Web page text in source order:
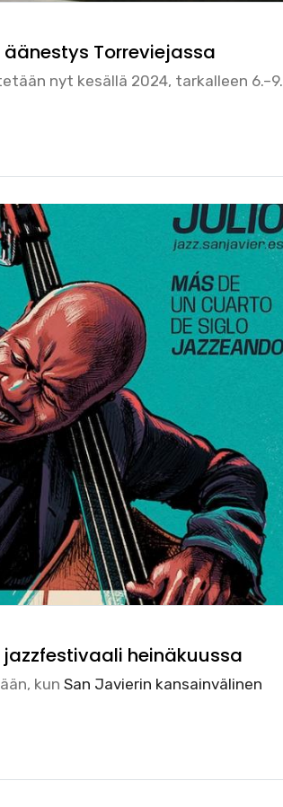
Torreviejassa
nyt kesällä 2024, tarkalleen 6.–9.
heinäkuussa
kun San Javierin kansainvälinen